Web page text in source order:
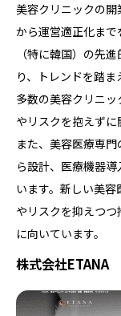
美容クリニックの
から運営適正化ま
（特に韓国）の先
り、トレンドを踏ま
多数の美容クリニ
やリスクを抱えずに
また、美容医療専
ら設計、医療機器
います。新しい美
やリスクを抑えつ
に向いています。
株式会社ETANA